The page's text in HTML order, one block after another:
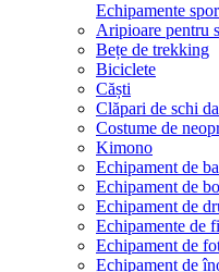
Echipamente
Aripioare pentru
Bețe de trekking
Biciclete
Căști
Clăpari de schi
Costume de
Kimono
Echipament de
Echipament de
Echipament de
Echipamente de
Echipament de
Echipament de